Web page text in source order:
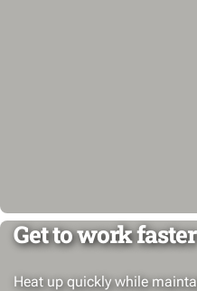
Get to work faster
Heat up quickly while